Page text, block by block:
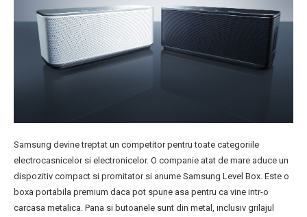
Samsung devine treptat un competitor pentru toate categoriile
electrocasnicelor si electronicelor. O companie atat de mare aduce un
dispozitiv compact si promitator si anume Samsung Level Box. Este o
boxa portabila premium daca pot spune asa pentru ca vine intr-o
carcasa metalica. Pana si butoanele sunt din metal, inclusiv grilajul